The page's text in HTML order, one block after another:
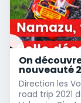
On
nouveauté
Direction les
road trip 2021